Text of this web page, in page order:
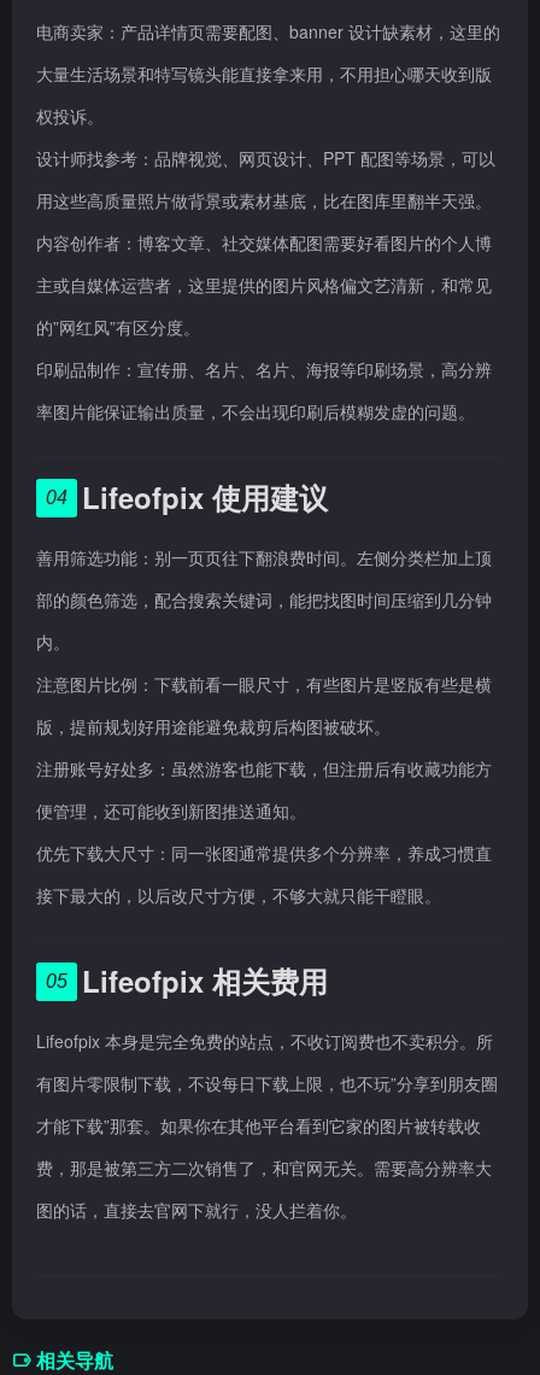
电商卖家：产品详情页需要配图、banner 设计缺素材，这里的
大量生活场景和特写镜头能直接拿来用，不用担心哪天收到版
权投诉。
设计师找参考：品牌视觉、网页设计、PPT 配图等场景，可以
用这些高质量照片做背景或素材基底，比在图库里翻半天强。
内容创作者：博客文章、社交媒体配图需要好看图片的个人博
主或自媒体运营者，这里提供的图片风格偏文艺清新，和常见
的”网红风”有区分度。
印刷品制作：宣传册、名片、名片、海报等印刷场景，高分辨
率图片能保证输出质量，不会出现印刷后模糊发虚的问题。
04 Lifeofpix 使用建议
善用筛选功能：别一页页往下翻浪费时间。左侧分类栏加上顶
部的颜色筛选，配合搜索关键词，能把找图时间压缩到几分钟
内。
注意图片比例：下载前看一眼尺寸，有些图片是竖版有些是横
版，提前规划好用途能避免裁剪后构图被破坏。
注册账号好处多：虽然游客也能下载，但注册后有收藏功能方
便管理，还可能收到新图推送通知。
优先下载大尺寸：同一张图通常提供多个分辨率，养成习惯直
接下最大的，以后改尺寸方便，不够大就只能干瞪眼。
05 Lifeofpix 相关费用
Lifeofpix 本身是完全免费的站点，不收订阅费也不卖积分。所
有图片零限制下载，不设每日下载上限，也不玩”分享到朋友圈
才能下载”那套。如果你在其他平台看到它家的图片被转载收
费，那是被第三方二次销售了，和官网无关。需要高分辨率大
图的话，直接去官网下就行，没人拦着你。
相关导航